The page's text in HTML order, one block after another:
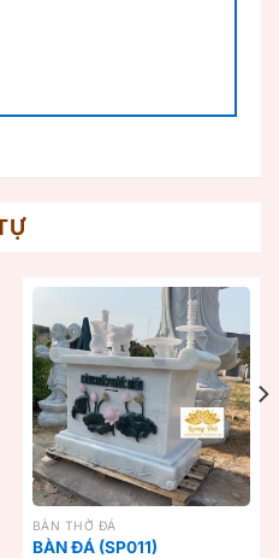
BÀN THỜ ĐÁ
BÀN ĐÁ (SP011)